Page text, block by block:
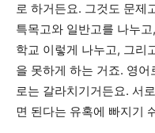
로 하거든요. 그것도 문제
특목고와 일반고를 나누
학교 이렇게 나누고, 그리
을 못하게 하는 거죠. 영
로는 갈라치기거든요. 서
면 된다는 유혹에 빠지기